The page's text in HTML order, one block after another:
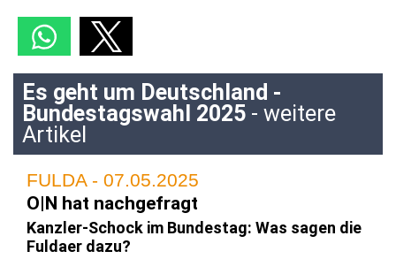
Es geht um Deutschland -
Bundestagswahl 2025 - weitere
Artikel
FULDA - 07.05.2025
O|N hat nachgefragt
Kanzler-Schock im Bundestag: Was sagen die
Fuldaer dazu?